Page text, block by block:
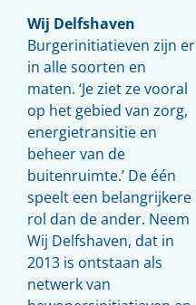
Wij Delfshaven
Burgerinitiatieven zijn er
in alle soorten en
maten. ‘Je ziet ze vooral
op het gebied van zorg,
energietransitie en
beheer van de
buitenruimte.’ De één
speelt een belangrijkere
rol dan de ander. Neem
Wij Delfshaven, dat in
2013 is ontstaan als
netwerk van